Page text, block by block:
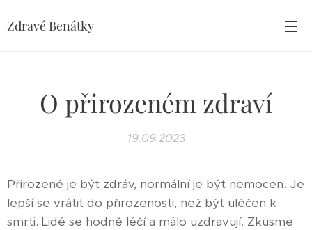
Zdravé Benátky
O přirozeném zdraví
19.09.2023
Přirozené je být zdráv, normální je být nemocen. Je
lepší se vrátit do přirozenosti, než být uléčen k
smrti. Lidé se hodně léčí a málo uzdravují. Zkusme